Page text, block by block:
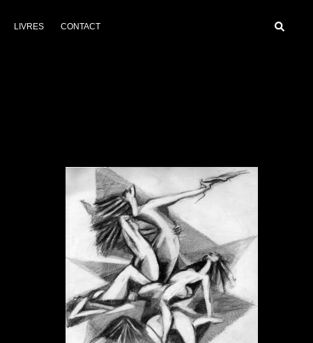
LIVRES CONTACT